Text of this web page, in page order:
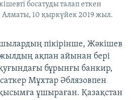
босатуды талап еткен
10 қыркүйек 2019 жыл.
пікірінше, Жәкішев
ақпан айынан бері
бұрынғы банкир,
Мұхтар Әблязовпен
ұшыраған. Қазақстан